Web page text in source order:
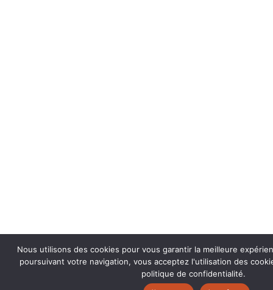
Nous utilisons des cookies pour vous garantir la meilleure
poursuivant votre navigation, vous acceptez l'utilisation des
politique de confidentialité.